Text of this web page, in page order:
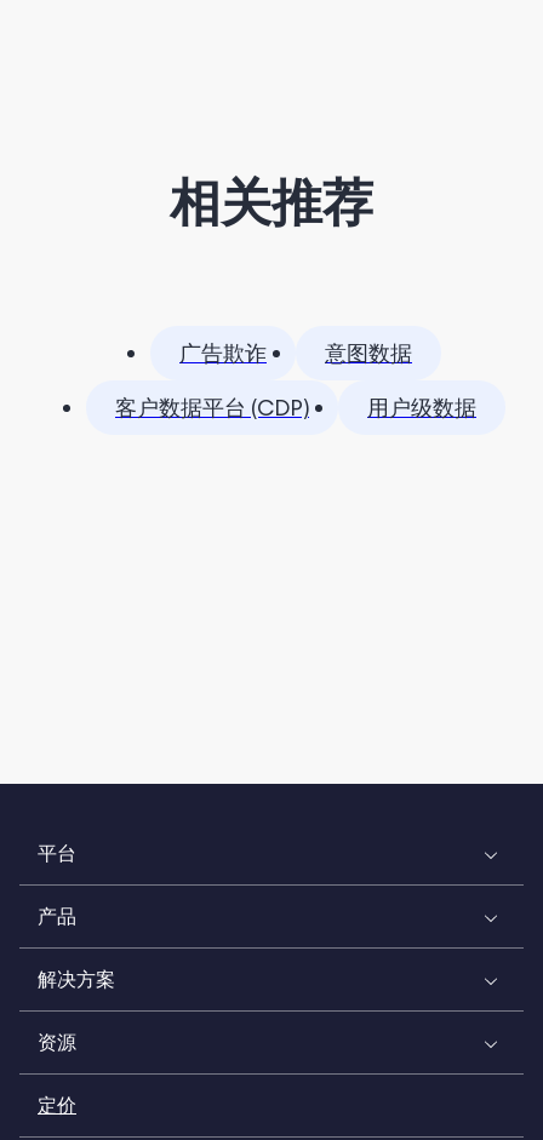
相关推荐
广告欺诈
意图数据
客户数据平台 (CDP)
用户级数据
平台
产品
解决方案
资源
定价